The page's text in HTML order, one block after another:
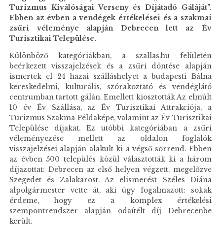
Turizmus Kiválóságai Verseny és Díjátadó Gáláját”.
Ebben az évben a vendégek értékelései és a szakmai
zsűri véleménye alapján Debrecen lett az Év
Turisztikai Települése.
Különböző kategóriákban, a szallas.hu felületén
beérkezett visszajelzések és a zsűri döntése alapján
ismertek el 24 hazai szálláshelyet a budapesti Bálna
kereskedelmi, kulturális, szórakoztató és vendéglátó
centrumban tartott gálán. Emellett kiosztották Az elmúlt
10 év Év Szállása, az Év Turisztikai Attrakciója, a
Turizmus Szakma Példaképe, valamint az Év Turisztikai
Települése díjakat. Ez utóbbi kategóriában a zsűri
véleményezése mellett az oldalon foglalók
visszajelzései alapján alakult ki a végső sorrend. Ebben
az évben 500 település közül választották ki a három
díjazottat: Debrecen az első helyen végzett, megelőzve
Szegedet és Zalakarost. Az elismerést Széles Diána
alpolgármester vette át, aki úgy fogalmazott: sokak
érdeme, hogy ez a komplex értékelési
szempontrendszer alapján odaítélt díj Debrecenbe
került.